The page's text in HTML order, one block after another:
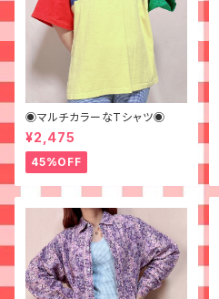
◉マルチカラーなTシャツ◉
¥2,475
45%OFF